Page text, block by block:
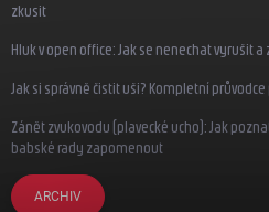
zkusit
Hluk v open office: Jak se nenechat vyrušit
Jak si správně čistit uši? Kompletní
Zánět zvukovodu (plavecké ucho): Jak
babské rady zapomenout
ARCHIV